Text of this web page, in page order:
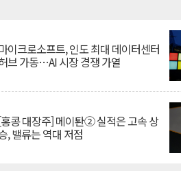
이크로소프트, 인도 최대 데이터센터
브 가동…AI 시장 경쟁 가열
콩 대장주] 메이퇀② 실적은 고속 상
, 밸류는 역대 저점